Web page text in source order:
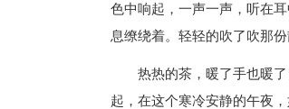
色中响起，一声一声，听在
息缭绕着。轻轻的吹了吹那
热热的茶，暖了手也暖
起，在这个寒冷安静的午夜